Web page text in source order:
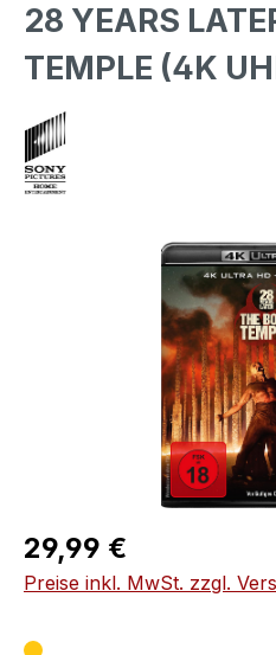
28 YEARS
TEMPLE (4K
Bildergalerie überspringen
Regulärer Preis:
29,99 €
Preise inkl. MwSt. zzgl.